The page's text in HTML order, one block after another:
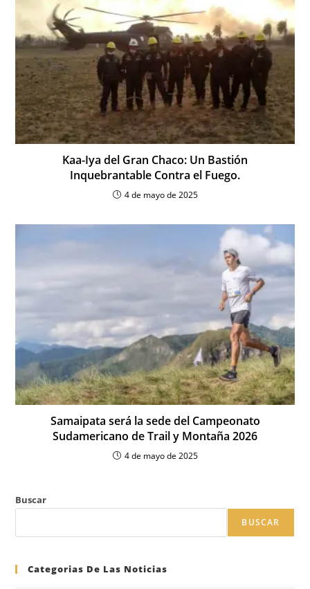
Kaa-Iya del Gran Chaco: Un Bastión
Inquebrantable Contra el Fuego.
4 de mayo de 2025
Samaipata será la sede del Campeonato
Sudamericano de Trail y Montaña 2026
4 de mayo de 2025
Buscar
BUSCAR
Categorias De Las Noticias